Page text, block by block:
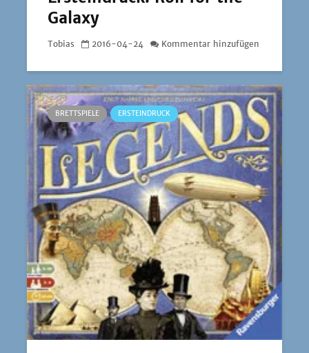
Galaxy
Tobias 2016-04-24 Kommentar hinzufügen
BRETTSPIELE ERSTEINDRUCK